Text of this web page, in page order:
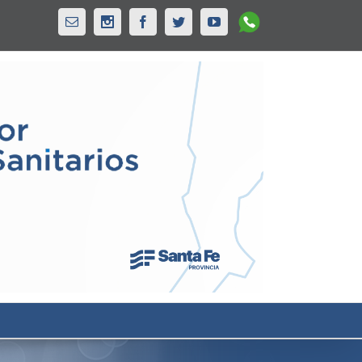
Email InstagramFacebookTwitterYoutubeWhatsapp